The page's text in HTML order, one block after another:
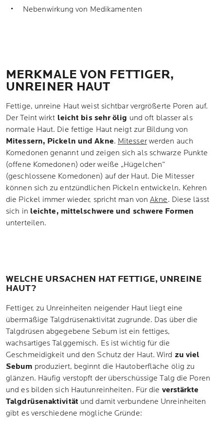
Nebenwirkung von Medikamenten
MERKMALE VON FETTIGER,
UNREINER HAUT
Fettige, unreine Haut weist sichtbar vergrößerte Poren auf.
Der Teint wirkt leicht bis sehr ölig und oft blasser als
normale Haut. Die fettige Haut neigt zur Bildung von
Mitessern, Pickeln und Akne. Mitesserwerden auch
Komedonen genannt und zeigen sich als schwarze Punkte
(offene Komedonen) oder weiße „Hügelchen“
(geschlossene Komedonen) auf der Haut. Die Mitesser
können sich zu entzündlichen Pickeln entwickeln. Kehren
die Pickel immer wieder, spricht man vonAkne. Diese lässt
sich in leichte, mittelschwere und schwere Formen
unterteilen.
WELCHE URSACHEN HAT FETTIGE, UNREINE
HAUT?
Fettiger, zu Unreinheiten neigender Haut liegt eine
übermäßige Talgdrüsenaktivität zugrunde. Das über die
Talgdrüsen abgegebene Sebum ist ein fettiges,
wachsartiges Talggemisch. Es ist wichtig für die
Geschmeidigkeit und den Schutz der Haut. Wird zu viel
Sebum produziert, beginnt die Hautoberfläche ölig zu
glänzen. Häufig verstopft der überschüssige Talg die Poren
und es bilden sich Hautunreinheiten. Für die verstärkte
Talgdrüsenaktivität und damit verbundene Unreinheiten
gibt es verschiedene mögliche Gründe: